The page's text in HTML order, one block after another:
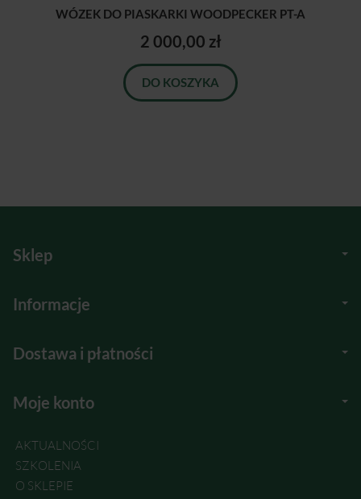
WÓZEK DO PIASKARKI WOODPECKER PT-A
2 000,00 zł
DO KOSZYKA
Sklep
Informacje
Dostawa i płatności
Moje konto
AKTUALNOŚCI
SZKOLENIA
O SKLEPIE